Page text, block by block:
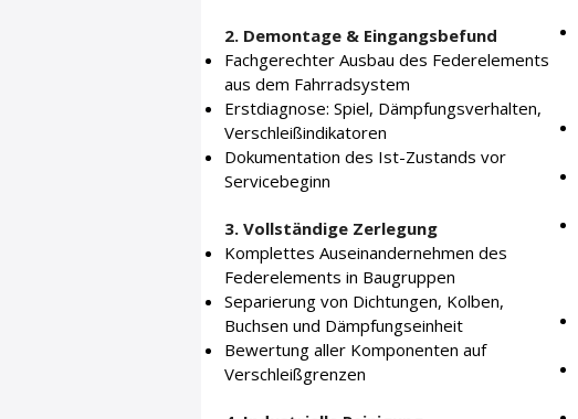
2. Demontage & Eingangsbefund
Fachgerechter Ausbau des Federelements
aus dem Fahrradsystem
Erstdiagnose: Spiel, Dämpfungsverhalten,
Verschleißindikatoren
Dokumentation des Ist-Zustands vor
Servicebeginn
3. Vollständige Zerlegung
Komplettes Auseinandernehmen des
Federelements in Baugruppen
Separierung von Dichtungen, Kolben,
Buchsen und Dämpfungseinheit
Bewertung aller Komponenten auf
Verschleißgrenzen